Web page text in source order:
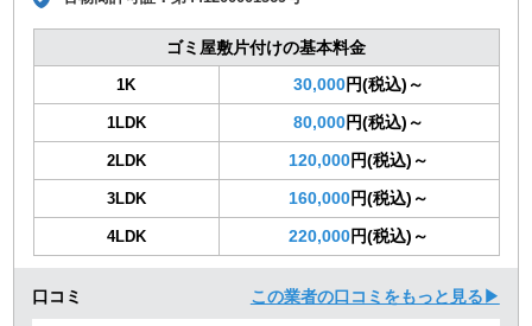
ゴミ屋敷片付けの基本料金
1K 30,000円(税込)～
1LDK 80,000円(税込)～
2LDK 120,000円(税込)～
3LDK 160,000円(税込)～
4LDK 220,000円(税込)～
口コミ この業者の口コミをもっと見る▶